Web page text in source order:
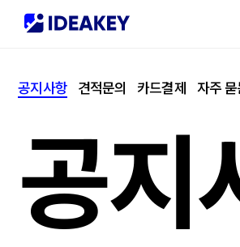
고객센터
공지사항 견적문의 카드결제 자주
공지